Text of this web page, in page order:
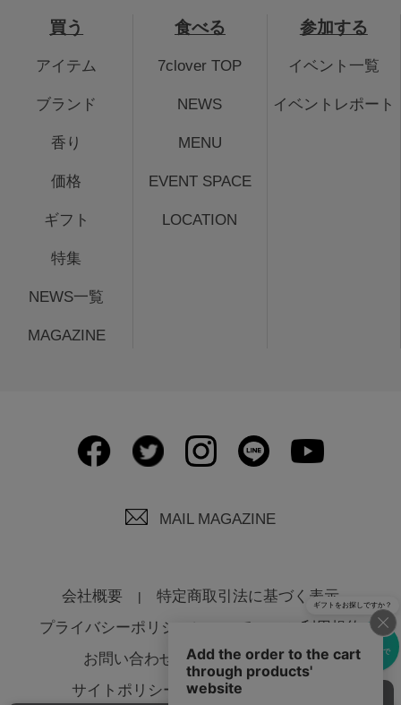
買う
アイテム
ブランド
香り
価格
ギフト
特集
NEWS一覧
MAGAZINE
食べる
7clover TOP
NEWS
MENU
EVENT SPACE
LOCATION
参加する
イベント一覧
イベントレポート
MAIL MAGAZINE
会社概要
特定商取引法に基づく表示
プライバシーポリシーについて
ご利用規約
お問い合わせ
よくあるご質問
サイトポリシーについて
eギフトで
ギフトをお探しですか？